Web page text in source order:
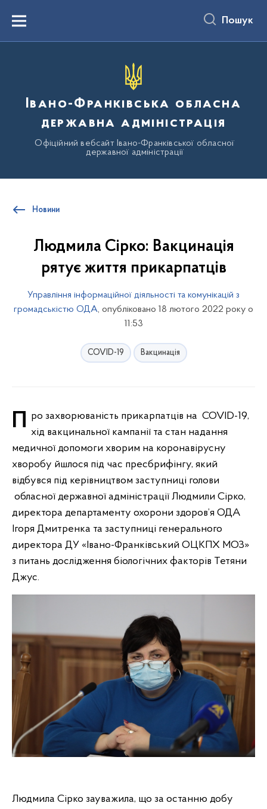
вмістуMenu Пошук
Івано-Франківська обласна
державна адміністрація
Офіційний вебсайт Івано-Франківської обласної
державної адміністрації
Новини
Людмила Сірко: Вакцинація
рятує життя прикарпатців
Управління інформаційної діяльності та комунікацій з
громадськістю ОДА, опубліковано 18 лютого 2022 року о
11:53
COVID-19 Вакцинація
Про захворюваність прикарпатців на COVID-19, хід вакцинальної кампанії та стан надання
медичної допомоги хворим на коронавірусну
хворобу йшлося під час пресбрифінгу, який
відбувся під керівництвом заступниці голови
обласної державної адміністрації Людмили Сірко,
директора департаменту охорони здоров’я ОДА
Ігоря Дмитренка та заступниці генерального
директора ДУ «Івано-Франківський ОЦКПХ МОЗ»
з питань дослідження біологічних факторів Тетяни
Джус.
Людмила Сірко зауважила, що за останню добу